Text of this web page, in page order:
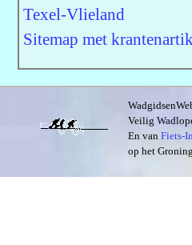
Texel-Vlieland
Sitemap met
Veilig
En van Fiets-
op het